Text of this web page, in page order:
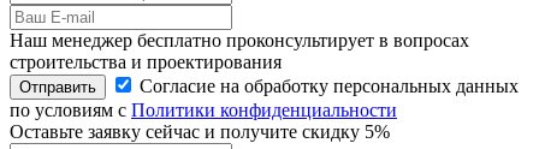
Наш менеджер бесплатно проконсультирует в вопросах
строительства и проектирования
Отправить
Согласие на обработку персональных данных
по условиям с Политики конфиденциальности
Оставьте заявку сейчас и получите скидку 5%